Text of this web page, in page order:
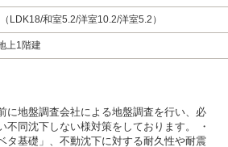
LDK18/和室5.2/洋室10.2/洋室5.2）
上1階建
に地盤調査会社による地盤調査を行い、必
不同沈下しない様対策をしております。 ・
タ基礎」、不動沈下に対する耐久性や耐震